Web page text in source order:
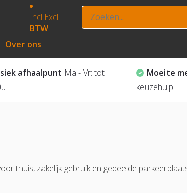
Incl.Excl.
BTW
Over ons
afhaalpunt Ma - Vr: tot
Moeite
keuzehulp!
thuis, zakelijk gebruik en gedeelde